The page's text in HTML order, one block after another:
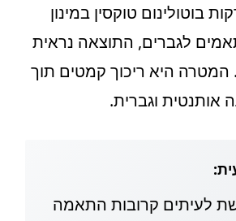
בוטולינום טוקסין במינון
לגברים, התוצאה נראית
המטרה היא ריכוך קמטים תוך
וגברית.
לעיתים קרובות התאמה